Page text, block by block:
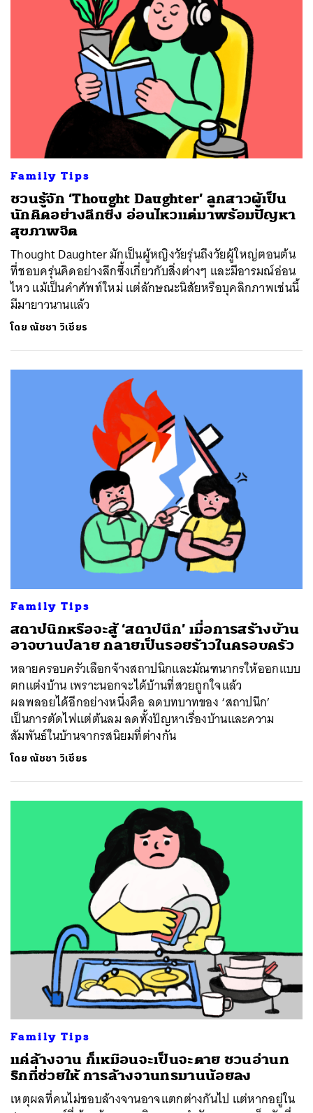
Family Tips
ชวนรู้จัก ‘Thought Daughter’ ลูกสาวผู้เป็น
นักคิดอย่างลึกซึ้ง อ่อนไหวแต่มาพร้อมปัญหา
สุขภาพจิต
Thought Daughter มักเป็นผู้หญิงวัยรุ่นถึงวัยผู้ใหญ่ตอนต้น
ที่ชอบครุ่นคิดอย่างลึกซึ้งเกี่ยวกับสิ่งต่างๆ และมีอารมณ์อ่อน
ไหว แม้เป็นคำศัพท์ใหม่ แต่ลักษณะนิสัยหรือบุคลิกภาพเช่นนี้
มีมายาวนานแล้ว
โดย ณัชชา วิเชียร
Family Tips
สถาปนิกหรือจะสู้ ‘สถาปนึก’ เมื่อการสร้างบ้าน
อาจบานปลาย กลายเป็นรอยร้าวในครอบครัว
หลายครอบครัวเลือกจ้างสถาปนิกและมัณฑนากรให้ออกแบบ
ตกแต่งบ้าน เพราะนอกจะได้บ้านที่สวยถูกใจแล้ว
ผลพลอยได้อีกอย่างหนึ่งคือ ลดบทบาทของ ‘สถาปนึก’
เป็นการตัดไฟแต่ต้นลม ลดทั้งปัญหาเรื่องบ้านและความ
สัมพันธ์ในบ้านจากรสนิยมที่ต่างกัน
โดย ณัชชา วิเชียร
Family Tips
แค่ล้างจาน ก็เหมือนจะเป็นจะตาย ชวนอ่านท
ริกที่ช่วยให้ การล้างจานทรมานน้อยลง
เหตุผลที่คนไม่ชอบล้างจานอาจแตกต่างกันไป แต่หากอยู่ใน
TWEET